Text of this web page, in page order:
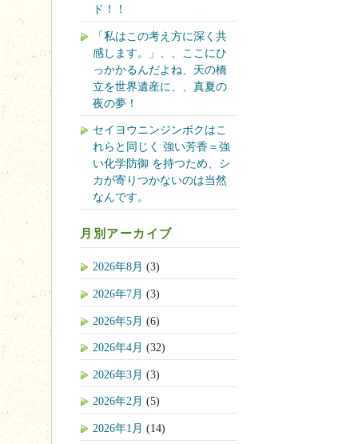
ド！！
「私はこの考え方に深く共
感します。」、、ここにひ
っかかるんだよね、天の橋
立を世界遺産に、、真夏の
夜の夢！
セイヨウニンジンボクはこ
れらと同じく 強い芳香＝強
い化学防御 を持つため、シ
カが寄りつかないのは当然
なんです。
月別アーカイブ
2026年8月 (3)
2026年7月 (3)
2026年5月 (6)
2026年4月 (32)
2026年3月 (3)
2026年2月 (5)
2026年1月 (14)